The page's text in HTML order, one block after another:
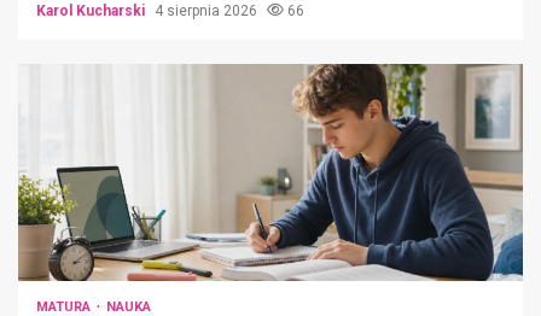
Karol Kucharski 4 sierpnia 2026 66
MATURA NAUKA